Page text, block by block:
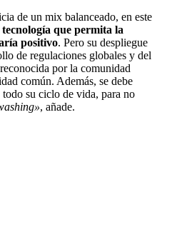
de un mix balanceado, en este
que permita la
positivo. Pero su despliegue
de regulaciones globales y del
por la comunidad
común. Además, se debe
todo su ciclo de vida, para no
, añade.